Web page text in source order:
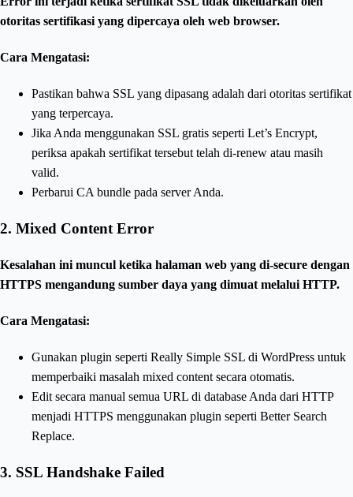
otoritas sertifikasi yang dipercaya oleh web browser.
Cara Mengatasi:
Pastikan bahwa SSL yang dipasang adalah dari otoritas sertifikat
yang terpercaya.
Jika Anda menggunakan SSL gratis seperti Let’s Encrypt,
periksa apakah sertifikat tersebut telah di-renew atau masih
valid.
Perbarui CA bundle pada server Anda.
2. Mixed Content Error
Kesalahan ini muncul ketika halaman web yang di-secure dengan
HTTPS mengandung sumber daya yang dimuat melalui HTTP.
Cara Mengatasi:
Gunakan plugin seperti Really Simple SSL di WordPress untuk
memperbaiki masalah mixed content secara otomatis.
Edit secara manual semua URL di database Anda dari HTTP
menjadi HTTPS menggunakan plugin seperti Better Search
Replace.
3. SSL Handshake Failed